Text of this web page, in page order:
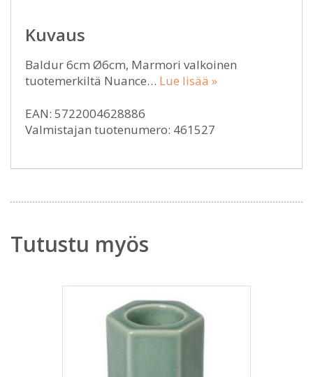
Kuvaus
Baldur 6cm Ø6cm, Marmori valkoinen
tuotemerkiltä Nuance… Lue lisää »
EAN: 5722004628886
Valmistajan tuotenumero: 461527
Tutustu myös